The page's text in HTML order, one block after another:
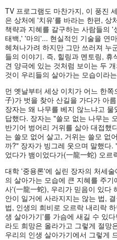
TV 프로그램도 마찬가지, 이 풍진
은 상처에 '치유'를 바라는 한편, 상
책략과 지혜를 갈구하는 사람들의
태백,' '마의'... 현실적인 기술을 연
헤쳐나가려 하지만 그만 쓰러져 누
들의 이야기. 즉, 힐링과 멘토링, 휴
견 양극에 있는 것처럼 보이는 두
것이 우리들의 살아가는 모습이라
먼 옛날부터 세상 이치가 어느 한
子)가 벗을 찾아 산길을 가다가 아
장자는 왜 나무를 베지 않느냐고
답했다. 장자는 "쓸모 없는 나무는
반기어 벙어리 거위를 삶아 대접했
는 쓸모 없어 살고, 거위는 쓸모 없
까?" 장자가 빙그레 웃으며 말했다
었다가 뱀이었다가(一龍一蛇) 오르
대학 '중용론'에 실린 장자의 처세
의 살아가는 모습에 큰 지혜를 주
사'(一龍一蛇), 우리가 믿음이 있다
안이 일거에 사라지지는 않는 법,
법, 인생의 희비로 오르락 내리락
생 살아가기'를 가슴에 새길 수 있
라도 희망은 올라가고 그렇게 절망
우리의 인생 살아가기에서 그렇게